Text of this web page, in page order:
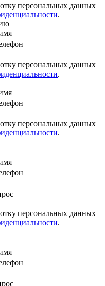
персональных данных
.
персональных данных
.
персональных данных
.
персональных данных
.